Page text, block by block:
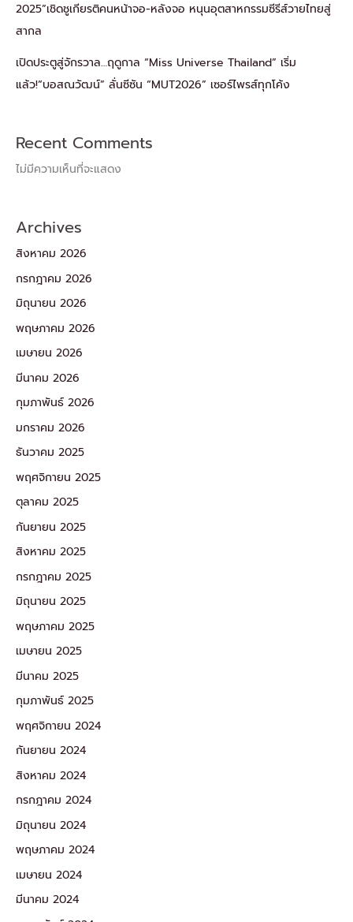
2025”เชิดชูเกียรติคนหน้าจอ-หลังจอ หนุนอุตสาหกรรมซีรีส์วายไทยสู่
สากล
เปิดประตูสู่จักรวาล…ฤดูกาล “Miss Universe Thailand” เริ่ม
แล้ว!“บอสณวัฒน์” ลั่นซีซัน “MUT2026” เซอร์ไพรส์ทุกโค้ง
Recent Comments
ไม่มีความเห็นที่จะแสดง
Archives
สิงหาคม 2026
กรกฎาคม 2026
มิถุนายน 2026
พฤษภาคม 2026
เมษายน 2026
มีนาคม 2026
กุมภาพันธ์ 2026
มกราคม 2026
ธันวาคม 2025
พฤศจิกายน 2025
ตุลาคม 2025
กันยายน 2025
สิงหาคม 2025
กรกฎาคม 2025
มิถุนายน 2025
พฤษภาคม 2025
เมษายน 2025
มีนาคม 2025
กุมภาพันธ์ 2025
พฤศจิกายน 2024
กันยายน 2024
สิงหาคม 2024
กรกฎาคม 2024
มิถุนายน 2024
พฤษภาคม 2024
เมษายน 2024
มีนาคม 2024